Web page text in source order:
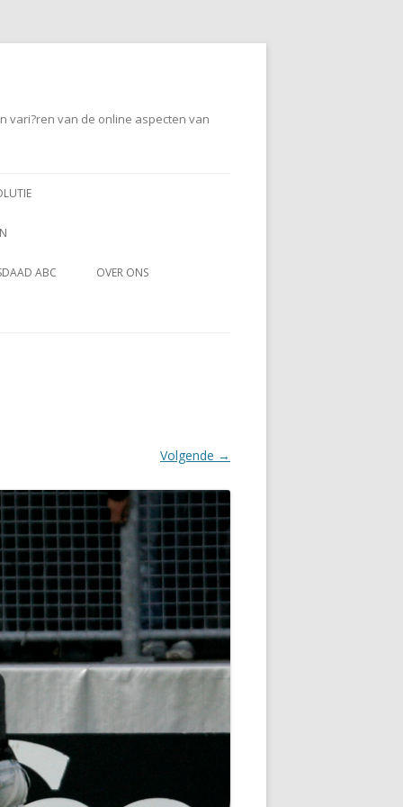
vari?ren van de online aspecten van
ABC OVER ONS
Volgende →